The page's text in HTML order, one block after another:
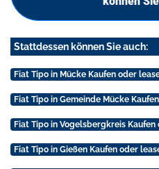
Stattdessen können Sie auch:
Fiat Tipo in Mücke Kaufen oder
Fiat Tipo in Gemeinde Mücke
Fiat Tipo in Vogelsbergkreis Kaufen
Fiat Tipo in Gießen Kaufen oder